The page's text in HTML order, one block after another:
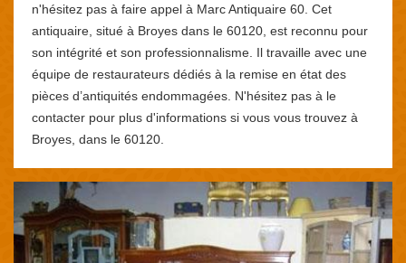
n'hésitez pas à faire appel à Marc Antiquaire 60. Cet
antiquaire, situé à Broyes dans le 60120, est reconnu pour
son intégrité et son professionnalisme. Il travaille avec une
équipe de restaurateurs dédiés à la remise en état des
pièces d’antiquités endommagées. N'hésitez pas à le
contacter pour plus d'informations si vous vous trouvez à
Broyes, dans le 60120.